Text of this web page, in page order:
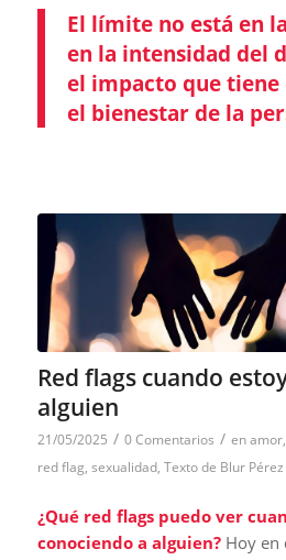
El límite no está en
en la intensidad del
el impacto que tiene
el bienestar de la
Red flags cuando
alguien
21/05/2025 / 0 Comentarios / enamor,
red flag, sexualidad, Texto de Blur Pérez
¿Qué red flags puedo ver
conociendo a alguien?Hoy en